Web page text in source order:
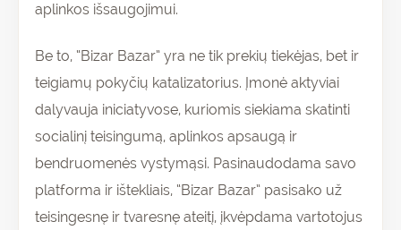
aplinkos išsaugojimui.
Be to, “Bizar Bazar” yra ne tik prekių tiekėjas, bet ir
teigiamų pokyčių katalizatorius. Įmonė aktyviai
dalyvauja iniciatyvose, kuriomis siekiama skatinti
socialinį teisingumą, aplinkos apsaugą ir
bendruomenės vystymąsi. Pasinaudodama savo
platforma ir ištekliais, “Bizar Bazar” pasisako už
teisingesnę ir tvaresnę ateitį, įkvėpdama vartotojus